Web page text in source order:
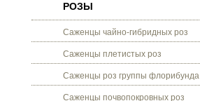
РОЗЫ
Саженцы чайно-гибридных роз
Саженцы плетистых роз
Саженцы роз группы флорибунда
Саженцы почвопокровных роз